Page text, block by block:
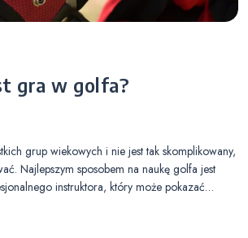
gra w golfa?
grup wiekowych i nie jest tak skomplikowany,
Najlepszym sposobem na naukę golfa jest
instruktora, który może pokazać…